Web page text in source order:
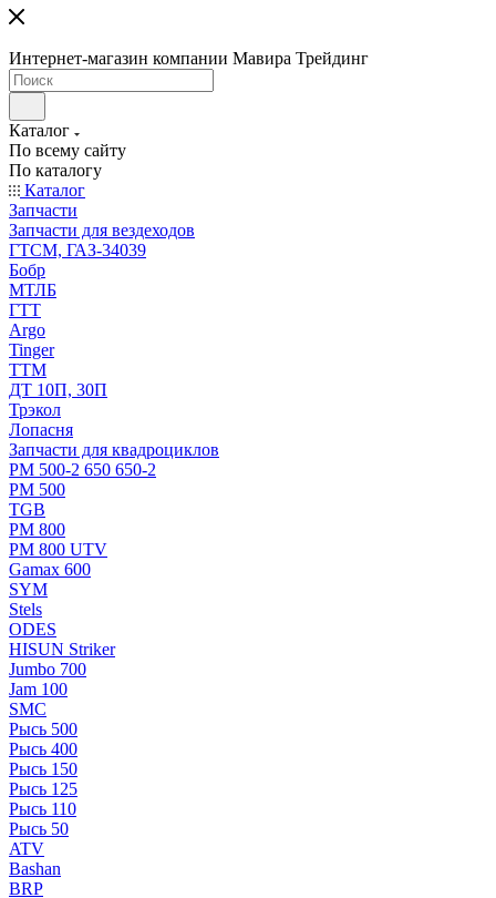
Интернет-магазин компании Мавира Трейдинг
Каталог
По всему сайту
По каталогу
Каталог
Запчасти
Запчасти для вездеходов
ГТСМ, ГАЗ-34039
Бобр
МТЛБ
ГТТ
Argo
Tinger
ТТМ
ДТ 10П, 30П
Трэкол
Лопасня
Запчасти для квадроциклов
РМ 500-2 650 650-2
РМ 500
TGB
РМ 800
РМ 800 UTV
Gamax 600
SYM
Stels
ОDЕS
HISUN Striker
Jumbo 700
Jam 100
SMC
Рысь 500
Рысь 400
Рысь 150
Рысь 125
Рысь 110
Рысь 50
ATV
Bashan
BRP